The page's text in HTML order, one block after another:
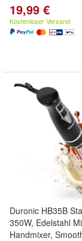
19,99 €
Kostenloser Versand
Duronic HB35B
350W, Edelstahl
Handmixer,